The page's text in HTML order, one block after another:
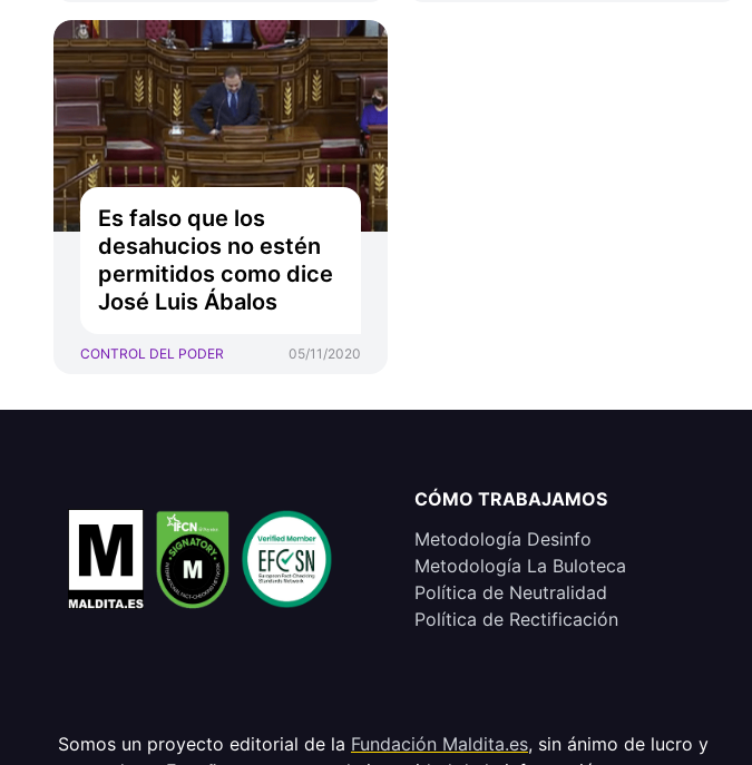
Es falso que los
desahucios no estén
permitidos como dice
José Luis Ábalos
CONTROL DEL PODER 05/11/2020
CÓMO TRABAJAMOS
Metodología Desinfo
Metodología La Buloteca
Política de Neutralidad
Política de Rectificación
Somos un proyecto editorial de la Fundación Maldita.es, sin ánimo de lucro y